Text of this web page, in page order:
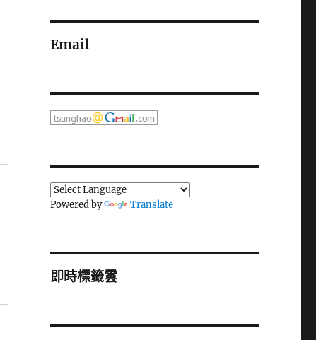
Email
Powered by Translate
即時標籤雲